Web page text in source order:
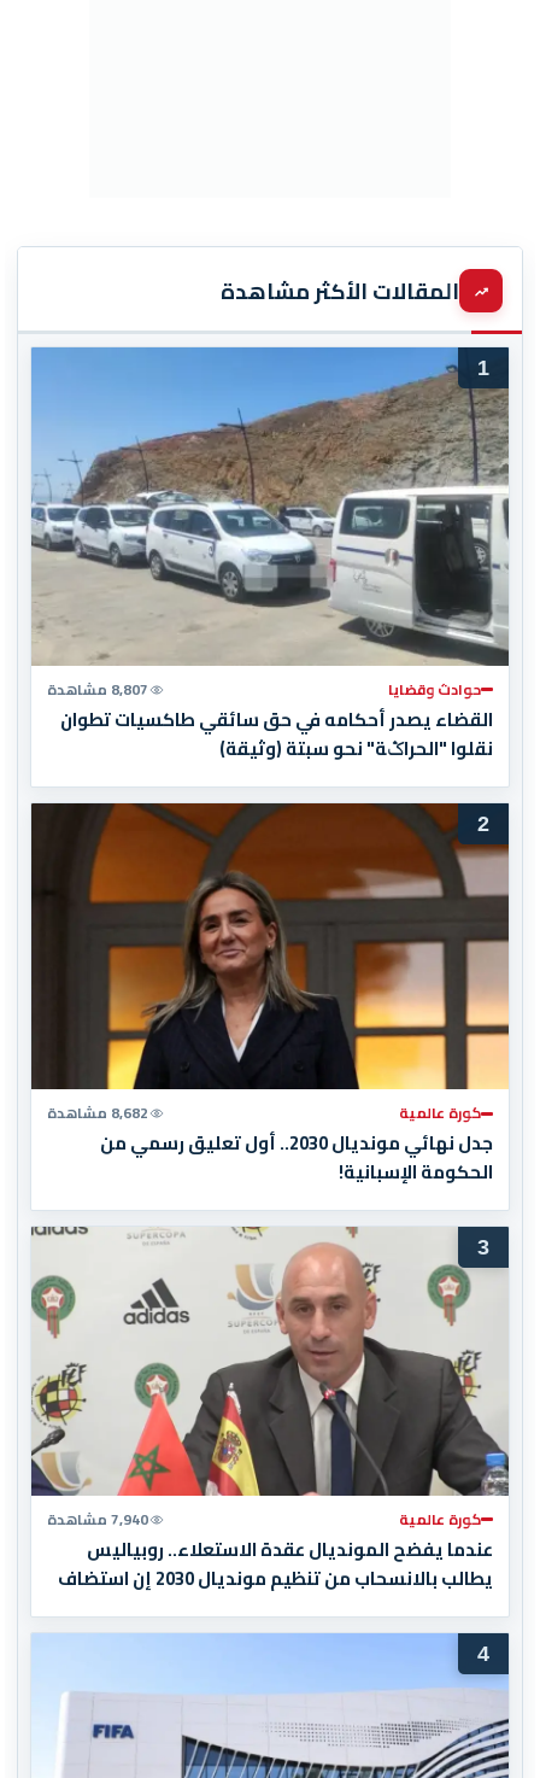
المقالات الأكثر مشاهدة
1
حوادث وقضايا 8,807 مشاهدة
القضاء يصدر أحكامه في حق سائقي طاكسيات تطوان
نقلوا "الحراݣة" نحو سبتة (وثيقة)
2
كورة عالمية 8,682 مشاهدة
جدل نهائي مونديال 2030.. أول تعليق رسمي من
الحكومة الإسبانية!
3
كورة عالمية 7,940 مشاهدة
عندما يفضح المونديال عقدة الاستعلاء.. روبياليس
يطالب بالانسحاب من تنظيم مونديال 2030 إن استضاف
المغرب المباراة النهائية!
4